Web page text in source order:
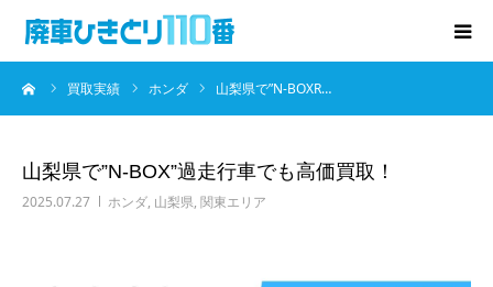
買取実績 ホンダ 山梨県で”N-BOXR…
山梨県で”N-BOX”過走行車でも高価買取！
2025.07.27 ホンダ, 山梨県, 関東エリア
廃車･事故車の買取